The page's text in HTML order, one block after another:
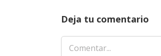
Deja tu comentario
Comentar